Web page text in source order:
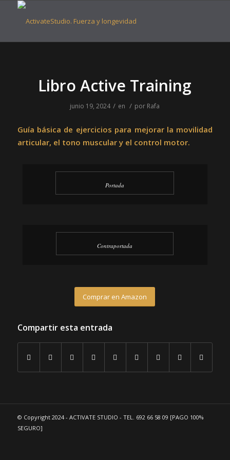
Libro Active Training
junio 19, 2024 / en / por Rafa
Guía básica de ejercicios para mejorar la movilidad
articular, el tono muscular y el control motor.
Portada
Contraportada
Comprar en Amazon
Compartir esta entrada
© Copyright 2024 - ACTIVATE STUDIO - TEL. 692 66 58 09 [PAGO 100%
SEGURO]